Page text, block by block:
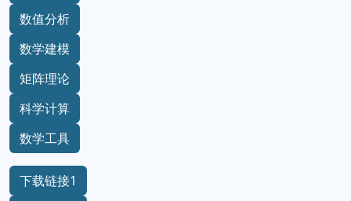
数值分析
数学建模
矩阵理论
科学计算
数学工具
下载链接1